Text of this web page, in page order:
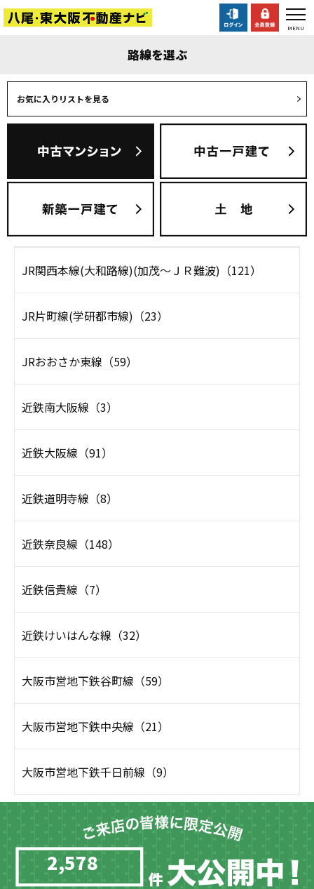
路線を選ぶ
お気に入りリストを見る
JR関西本線(大和路線)(加茂～ＪＲ難波)（121）
JR片町線(学研都市線)（23）
JRおおさか東線（59）
近鉄南大阪線（3）
近鉄大阪線（91）
近鉄道明寺線（8）
近鉄奈良線（148）
近鉄信貴線（7）
近鉄けいはんな線（32）
大阪市営地下鉄谷町線（59）
大阪市営地下鉄中央線（21）
大阪市営地下鉄千日前線（9）
2,578